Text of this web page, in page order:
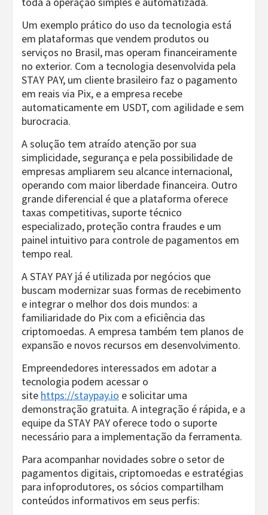
Um exemplo prático do uso da tecnologia está
em plataformas que vendem produtos ou
serviços no Brasil, mas operam financeiramente
no exterior. Com a tecnologia desenvolvida pela
STAY PAY, um cliente brasileiro faz o pagamento
em reais via Pix, e a empresa recebe
automaticamente em USDT, com agilidade e sem
burocracia.
A solução tem atraído atenção por sua
simplicidade, segurança e pela possibilidade de
empresas ampliarem seu alcance internacional,
operando com maior liberdade financeira. Outro
grande diferencial é que a plataforma oferece
taxas competitivas, suporte técnico
especializado, proteção contra fraudes e um
painel intuitivo para controle de pagamentos em
tempo real.
A STAY PAY já é utilizada por negócios que
buscam modernizar suas formas de recebimento
e integrar o melhor dos dois mundos: a
familiaridade do Pix com a eficiência das
criptomoedas. A empresa também tem planos de
expansão e novos recursos em desenvolvimento.
Empreendedores interessados em adotar a
tecnologia podem acessar o
site https://staypay.io e solicitar uma
demonstração gratuita. A integração é rápida, e a
equipe da STAY PAY oferece todo o suporte
necessário para a implementação da ferramenta.
Para acompanhar novidades sobre o setor de
pagamentos digitais, criptomoedas e estratégias
para infoprodutores, os sócios compartilham
conteúdos informativos em seus perfis: